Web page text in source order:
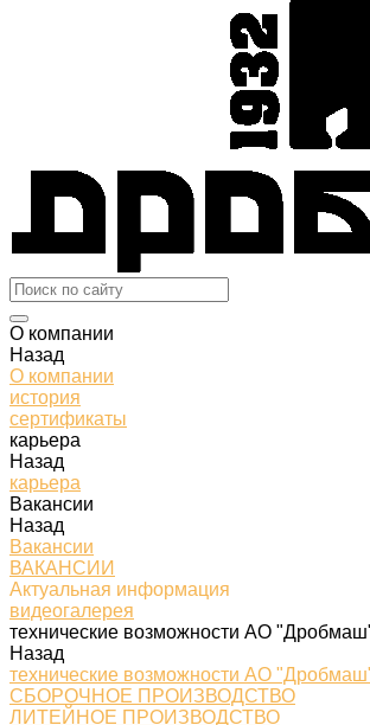
О компании
Назад
О компании
история
сертификаты
карьера
Назад
карьера
Вакансии
Назад
Вакансии
ВАКАНСИИ
Актуальная информация
видеогалерея
технические возможности АО
Назад
технические возможности АО
СБОРОЧНОЕ ПРОИЗВОДСТВО
ЛИТЕЙНОЕ ПРОИЗВОДСТВО